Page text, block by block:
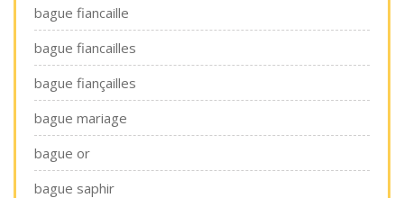
bague fiancaille
bague fiancailles
bague fiançailles
bague mariage
bague or
bague saphir